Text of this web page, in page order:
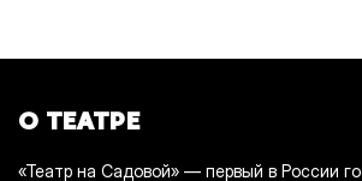
О ТЕАТРЕ
«Театр на Садовой» — первый в России